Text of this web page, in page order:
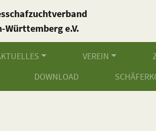
Württemberg e.V.
VEREIN
DOWNLOAD